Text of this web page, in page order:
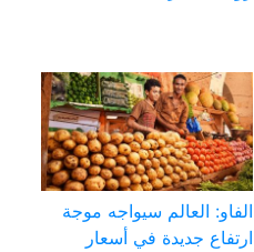
الفاو: العالم سيواجه موجة
ارتفاع جديدة في أسعار